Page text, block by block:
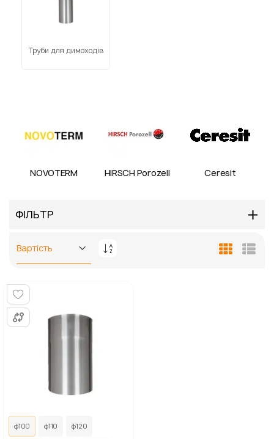
Труби для димоходів
NOVOTERM HIRSCH Porozell Ceresit
ФІЛЬТР
Сортувати
ф100 ф110 ф120